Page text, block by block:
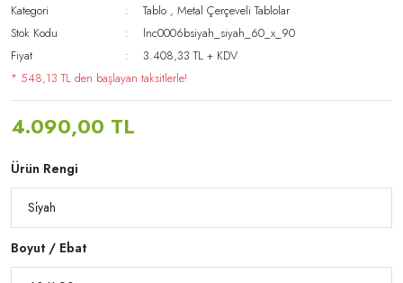
Kategori Tablo ,Metal Çerçeveli Tablolar
Stok Kodu
lnc0006bsiyah_siyah_60_x_90
Fiyat
3.408,33 TL + KDV
* 548,13 TL den başlayan taksitlerle!
4.090,00 TL
Ürün Rengi
Boyut / Ebat